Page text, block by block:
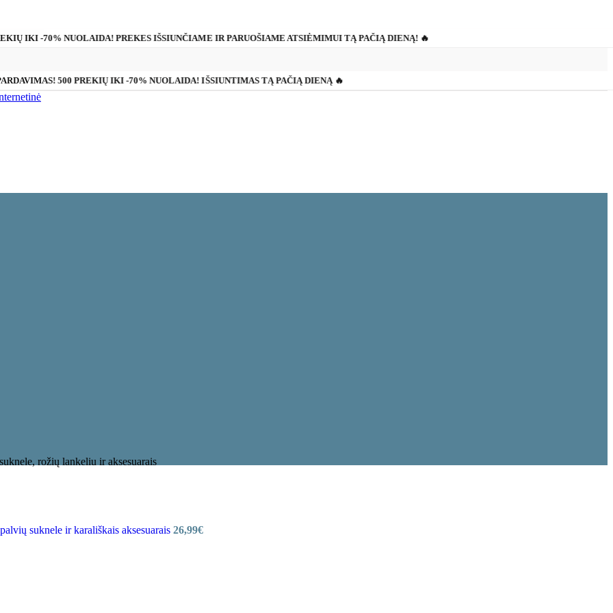
IKI -70% NUOLAIDA! PREKES IŠSIUNČIAME IR PARUOŠIAME ATSIĖMIMUI TĄ PAČIĄ DIENĄ! 🔥
500 PREKIŲ IKI -70% NUOLAIDA! IŠSIUNTIMAS TĄ PAČIĄ DIENĄ 🔥
rožių lankeliu ir aksesuarais
suknele ir karališkais aksesuarais 26,99€